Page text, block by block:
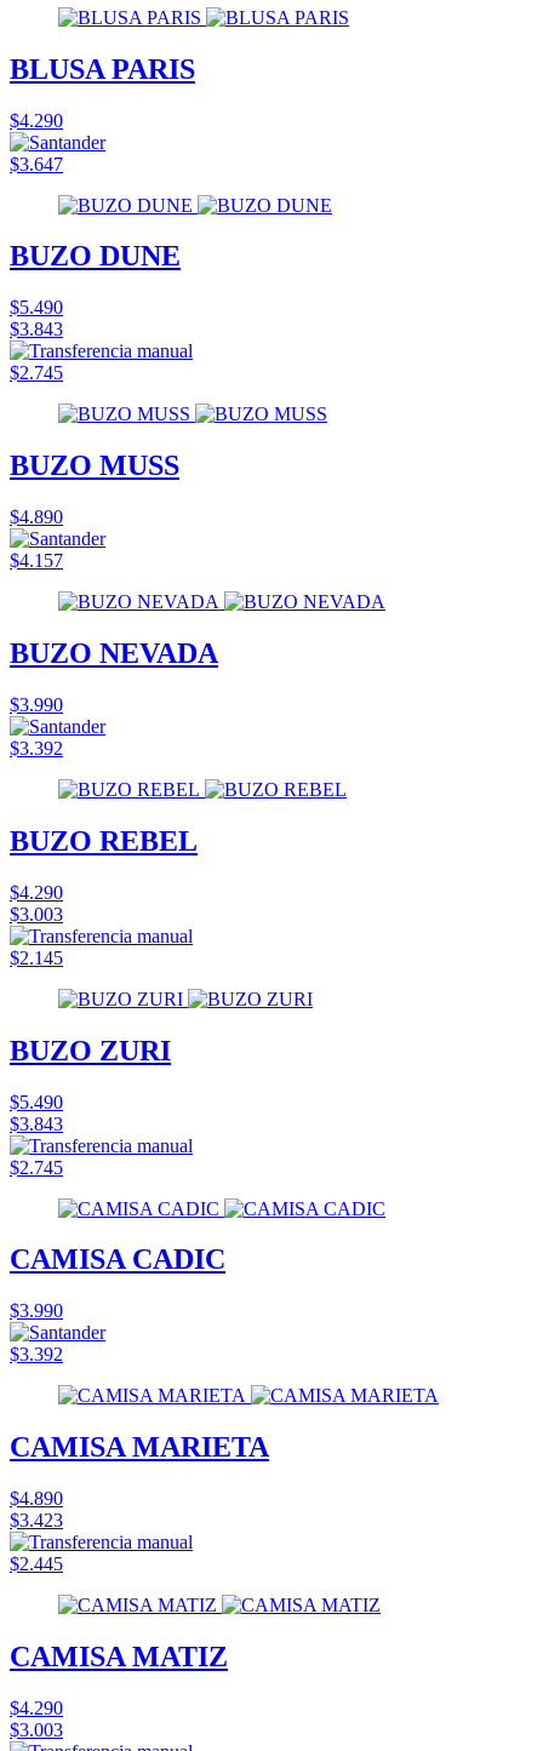
BLUSA PARIS
$4.290
$3.647
BUZO DUNE
$5.490
$3.843
$2.745
BUZO MUSS
$4.890
$4.157
BUZO NEVADA
$3.990
$3.392
BUZO REBEL
$4.290
$3.003
$2.145
BUZO ZURI
$5.490
$3.843
$2.745
CAMISA CADIC
$3.990
$3.392
CAMISA MARIETA
$4.890
$3.423
$2.445
CAMISA MATIZ
$4.290
$3.003